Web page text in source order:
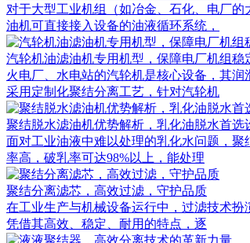
对于大型工业机组（如冶金、石化、电厂
油机可直接接入设备的油液循环系统，
汽轮机油滤油机专用机型，保障电厂机组稳
火电厂、水电站的汽轮机是核心设备，其
采用定制化聚结分离工艺，针对汽轮机
聚结脱水滤油机优势解析，乳化油脱水首选
面对工业油液中难以处理的乳化水问题，
率高，破乳率可达98%以上，能处理
聚结分离滤芯，高效过滤，守护品质
在工业生产与机械设备运行中，过滤技术
凭借其高效、稳定、耐用的特点，逐